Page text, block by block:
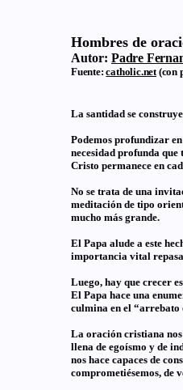
Hombres de
Autor: Padre
Fuente:catholic.net(con
La santidad se
Podemos profundizar
necesidad profunda
Cristo permanece en
No se trata de una
meditación de tipo
mucho más grande.
El Papa alude a este
importancia vital
Luego, hay que crecer
El Papa hace una
culmina en el “arrebato
La oración cristiana nos
llena de egoísmo y de
nos hace capaces de
comprometiésemos, de